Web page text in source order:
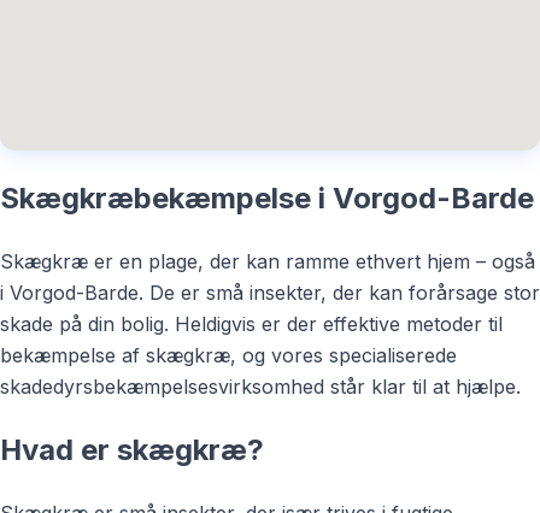
Skægkræbekæmpelse i Vorgod-Barde
Skægkræ er en plage, der kan ramme ethvert hjem – også
i Vorgod-Barde. De er små insekter, der kan forårsage stor
skade på din bolig. Heldigvis er der effektive metoder til
bekæmpelse af skægkræ, og vores specialiserede
skadedyrsbekæmpelsesvirksomhed står klar til at hjælpe.
Hvad er skægkræ?